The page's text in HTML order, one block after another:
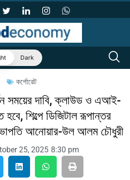
Dark
কর্পোরেট
সময়ের দাবি, ক্লাউড ও এআই-
শিল্পে ডিজিটাল রূপান্তর
আনোয়ার-উল আলম চৌধুরী
25, 2025 8:30 pm